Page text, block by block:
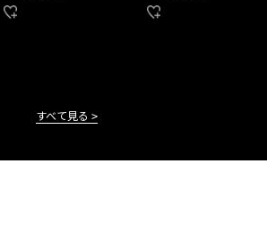
すべて見る